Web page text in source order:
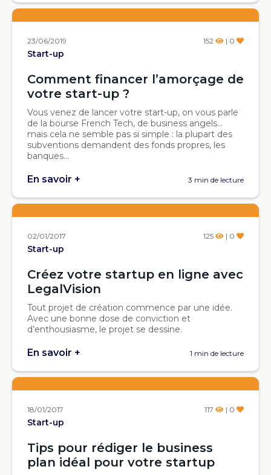
23/06/2019 152 | 0
Start-up
Comment financer l’amorçage de
votre start-up ?
Vous venez de lancer votre start-up, on vous parle
de la bourse French Tech, de business angels…
mais cela ne semble pas si simple : la plupart des
subventions demandent des fonds propres, les
banques...
En savoir + 3 min de lecture
02/01/2017 125 | 0
Start-up
Créez votre startup en ligne avec
LegalVision
Tout projet de création commence par une idée.
Avec une bonne dose de conviction et
d’enthousiasme, le projet se dessine.
En savoir + 1 min de lecture
18/01/2017 117 | 0
Start-up
Tips pour rédiger le business
plan idéal pour votre startup